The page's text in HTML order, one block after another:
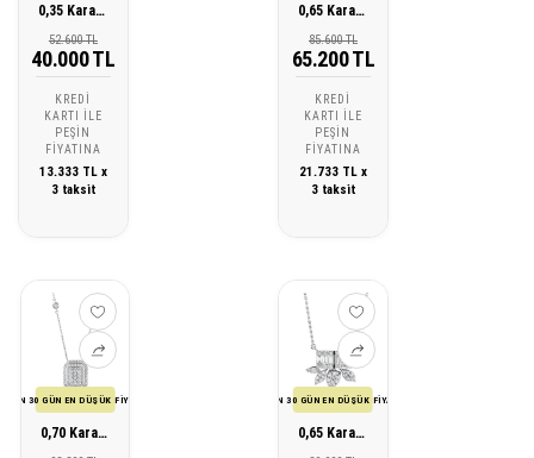
0,35 Karat Pırlanta Tasarım Kolye
52.600 TL
40.000 TL
KREDI
KARTI ILE
PEŞIN
FIYATINA
13.333 TL x
3 taksit
0,65 Karat Pırlanta Tasarım Kolye
85.600 TL
65.200 TL
KREDI
KARTI ILE
PEŞIN
FIYATINA
21.733 TL x
3 taksit
SON 30 GÜN EN DÜŞÜK FİYATI
0,70 Karat Pırlanta Tasarım Kolye
SON 30 GÜN EN DÜŞÜK FİYATI
0,65 Karat Pırlanta Tasarım Kolye